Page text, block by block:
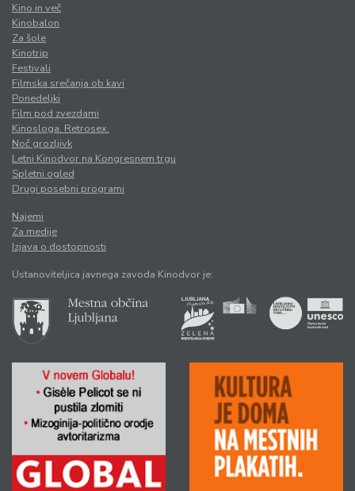
Kino in več
Kinobalon
Za šole
Kinotrip
Festivali
Filmska srečanja ob kavi
Ponedeljki
Film pod zvezdami
Kinosloga. Retrosex.
Noč grozljivk
Letni Kinodvor na Kongresnem trgu
Spletni ogled
Drugi posebni programi
Najemi
Za medije
Izjava o dostopnosti
Ustanoviteljica javnega zavoda Kinodvor je: